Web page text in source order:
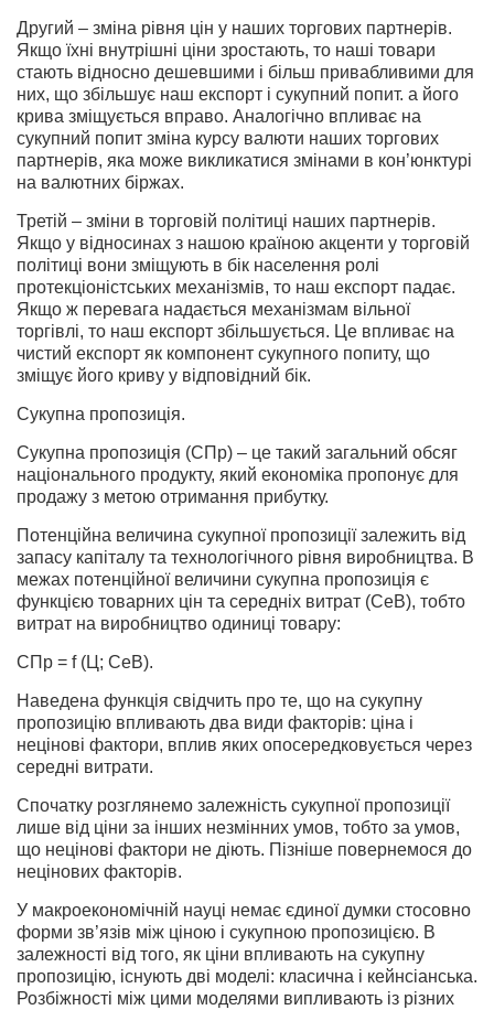
Другий – зміна рівня цін у наших торгових партнерів.
Якщо їхні внутрішні ціни зростають, то наші товари
стають відносно дешевшими і більш привабливими для
них, що збільшує наш експорт і сукупний попит. а його
крива зміщується вправо. Аналогічно впливає на
сукупний попит зміна курсу валюти наших торгових
партнерів, яка може викликатися змінами в кон’юнктурі
на валютних біржах.
Третій – зміни в торговій політиці наших партнерів.
Якщо у відносинах з нашою країною акценти у торговій
політиці вони зміщують в бік населення ролі
протекціоністських механізмів, то наш експорт падає.
Якщо ж перевага надається механізмам вільної
торгівлі, то наш експорт збільшується. Це впливає на
чистий експорт як компонент сукупного попиту, що
зміщує його криву у відповідний бік.
Сукупна пропозиція.
Сукупна пропозиція (СПр) – це такий загальний обсяг
національного продукту, який економіка пропонує для
продажу з метою отримання прибутку.
Потенційна величина сукупної пропозиції залежить від
запасу капіталу та технологічного рівня виробництва. В
межах потенційної величини сукупна пропозиція є
функцією товарних цін та середніх витрат (СеВ), тобто
витрат на виробництво одиниці товару:
СПр = f (Ц; СеВ).
Наведена функція свідчить про те, що на сукупну
пропозицію впливають два види факторів: ціна і
нецінові фактори, вплив яких опосередковується через
середні витрати.
Спочатку розглянемо залежність сукупної пропозиції
лише від ціни за інших незмінних умов, тобто за умов,
що нецінові фактори не діють. Пізніше повернемося до
нецінових факторів.
У макроекономічній науці немає єдиної думки стосовно
форми зв’язів між ціною і сукупною пропозицією. В
залежності від того, як ціни впливають на сукупну
пропозицію, існують дві моделі: класична і кейнсіанська.
Розбіжності між цими моделями випливають із різних